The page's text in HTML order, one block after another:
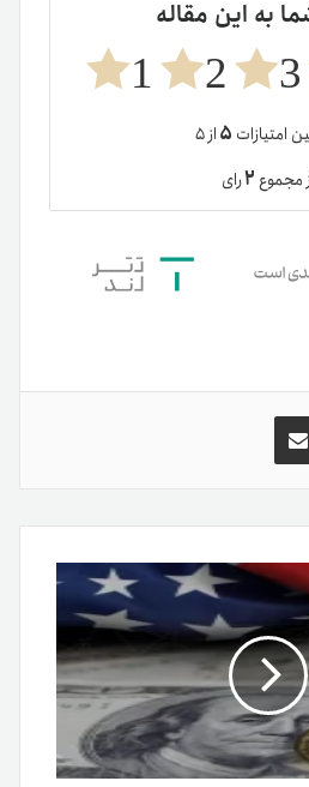
به این مقاله
3
2
1
امتیازات ۵از ۵
مجموع۲رای
اشتراک
گذاری
ایمیل